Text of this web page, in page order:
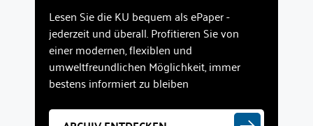
Lesen Sie die KU bequem als ePaper -
jederzeit und überall. Profitieren Sie von
einer modernen, flexiblen und
umweltfreundlichen Möglichkeit, immer
bestens informiert zu bleiben